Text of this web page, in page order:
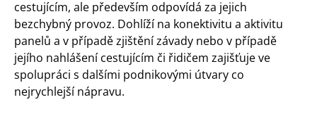
cestujícím, ale především odpovídá za jejich
bezchybný provoz. Dohlíží na konektivitu a aktivitu
panelů a v případě zjištění závady nebo v případě
jejího nahlášení cestujícím či řidičem zajišťuje ve
spolupráci s dalšími podnikovými útvary co
nejrychlejší nápravu.